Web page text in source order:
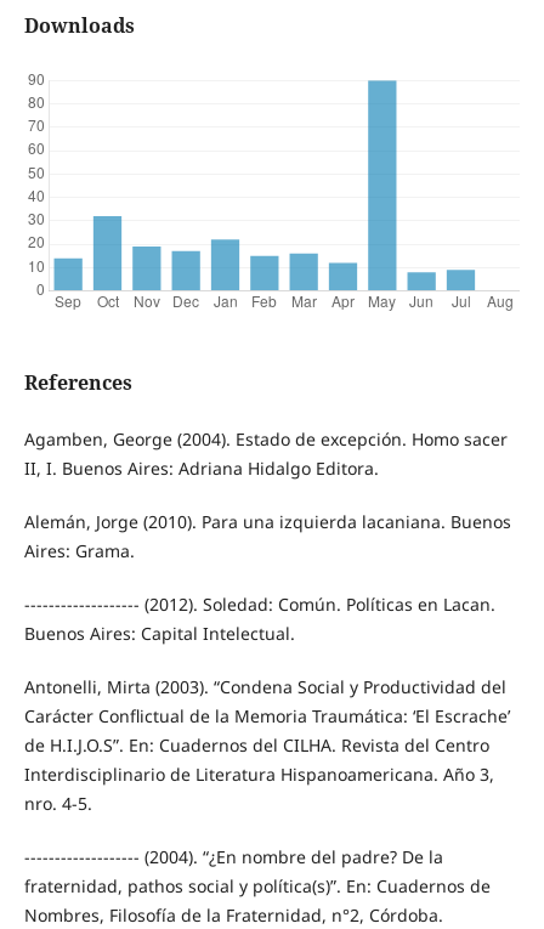
Downloads
References
Agamben, George (2004). Estado de excepción. Homo sacer
II, I. Buenos Aires: Adriana Hidalgo Editora.
Alemán, Jorge (2010). Para una izquierda lacaniana. Buenos
Aires: Grama.
------------------- (2012). Soledad: Común. Políticas en Lacan.
Buenos Aires: Capital Intelectual.
Antonelli, Mirta (2003). “Condena Social y Productividad del
Carácter Conflictual de la Memoria Traumática: ‘El Escrache’
de H.I.J.O.S”. En: Cuadernos del CILHA. Revista del Centro
Interdisciplinario de Literatura Hispanoamericana. Año 3,
nro. 4-5.
------------------- (2004). “¿En nombre del padre? De la
fraternidad, pathos social y política(s)”. En: Cuadernos de
Nombres, Filosofía de la Fraternidad, n°2, Córdoba.